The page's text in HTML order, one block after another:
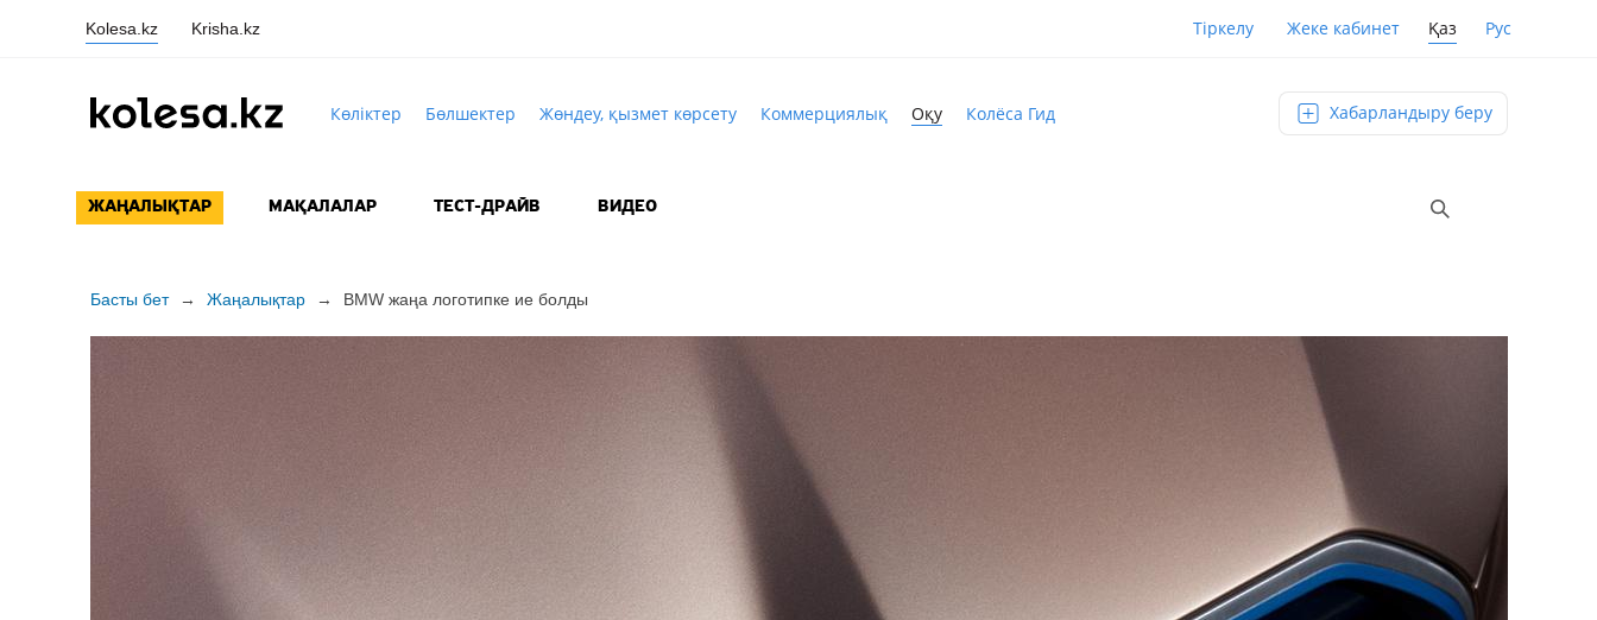
Kolesa.kz Krisha.kz Тіркелу Жеке кабинет Қаз Рус
Көліктер Бөлшектер Жөндеу, қызмет көрсету Коммерциялық Оқу Колёса Гид Хабарландыру беру
ЖАҢАЛЫҚТАР МАҚАЛАЛАР ТЕСТ-ДРАЙВ ВИДЕО
Басты бет → Жаңалықтар → BMW жаңа логотипке ие болды